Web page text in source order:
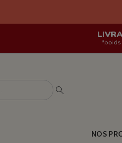
*poids
NOS